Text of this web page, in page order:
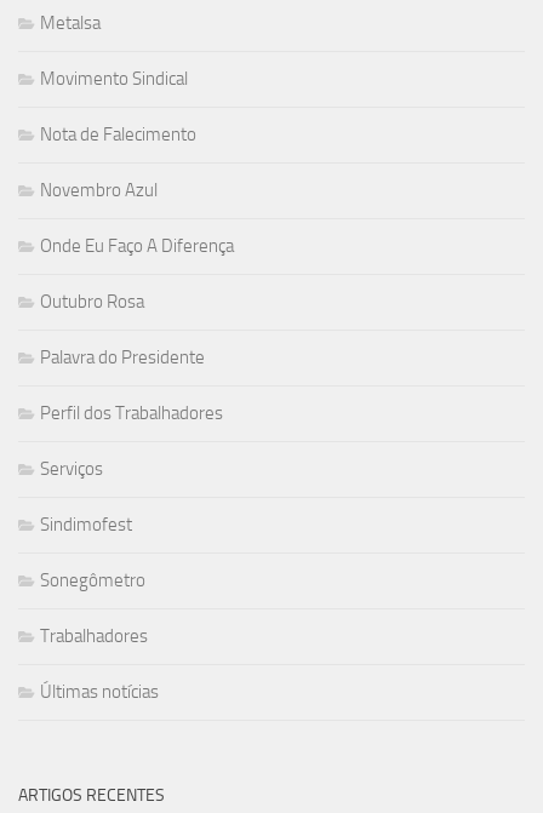
Metalsa
Movimento Sindical
Nota de Falecimento
Novembro Azul
Onde Eu Faço A Diferença
Outubro Rosa
Palavra do Presidente
Perfil dos Trabalhadores
Serviços
Sindimofest
Sonegômetro
Trabalhadores
Últimas notícias
ARTIGOS RECENTES